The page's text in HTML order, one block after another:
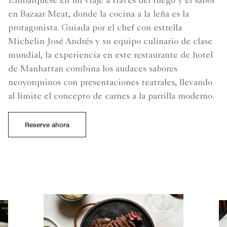
en Bazaar Meat, donde la cocina a la leña es la
protagonista. Guiada por el chef con estrella
Michelin José Andrés y su equipo culinario de clase
mundial, la experiencia en este restaurante de hotel
de Manhattan combina los audaces sabores
neoyorquinos con presentaciones teatrales, llevando
al límite el concepto de carnes a la parrilla moderno.
Reserve ahora